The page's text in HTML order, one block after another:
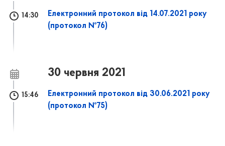
14:30
Електронний протокол від 14.07.2021 року
(протокол №76)
30 червня 2021
15:46
Електронний протокол від 30.06.2021 року
(протокол №75)